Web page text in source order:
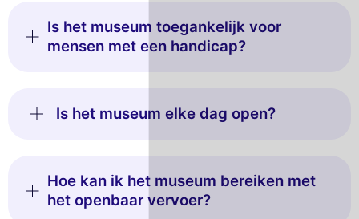
Is het museum toegankelijk voor
mensen met een handicap?
Is het museum elke dag open?
Hoe kan ik het museum bereiken met
het openbaar vervoer?